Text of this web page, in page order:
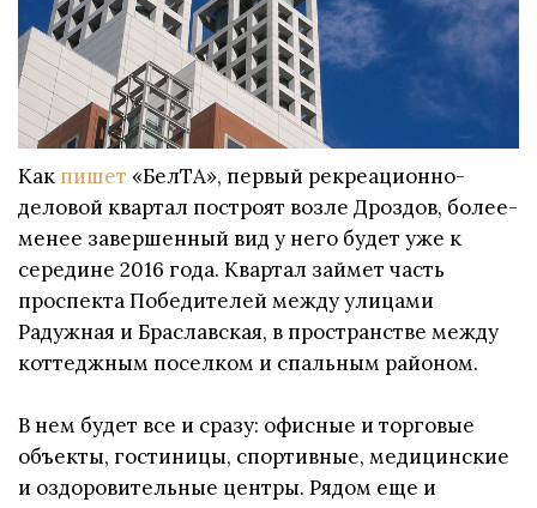
Как пишет «БелТА», первый рекреационно-
деловой квартал построят возле Дроздов, более-
менее завершенный вид у него будет уже к
середине 2016 года. Квартал займет часть
проспекта Победителей между улицами
Радужная и Браславская, в пространстве между
коттеджным поселком и спальным районом.
В нем будет все и сразу: офисные и торговые
объекты, гостиницы, спортивные, медицинские
и оздоровительные центры. Рядом еще и